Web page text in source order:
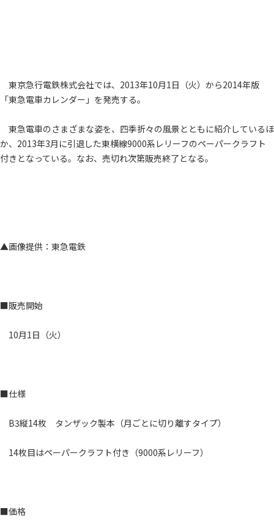
東京急行電鉄株式会社では、2013年10月1日（火）から2014年版
「東急電車カレンダー」を発売する。
東急電車のさまざまな姿を、四季折々の風景とともに紹介しているほ
か、2013年3月に引退した東横線9000系レリーフのペーパークラフト
付きとなっている。なお、売切れ次第販売終了となる。
▲画像提供：東急電鉄
■販売開始
10月1日（火）
■仕様
B3縦14枚 タンザック製本（月ごとに切り離すタイプ）
14枚目はペーパークラフト付き（9000系レリーフ）
■価格